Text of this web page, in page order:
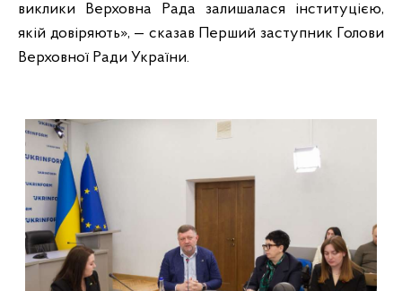
виклики Верховна Рада залишалася інституцією,
якій довіряють», — сказав Перший заступник Голови
Верховної Ради України.